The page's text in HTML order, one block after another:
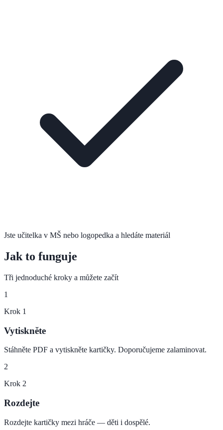
Jste učitelka v MŠ nebo logopedka a hledáte materiál
Jak to funguje
Tři jednoduché kroky a můžete začít
1
Krok 1
Vytiskněte
Stáhněte PDF a vytiskněte kartičky. Doporučujeme zalaminovat.
2
Krok 2
Rozdejte
Rozdejte kartičky mezi hráče — děti i dospělé.